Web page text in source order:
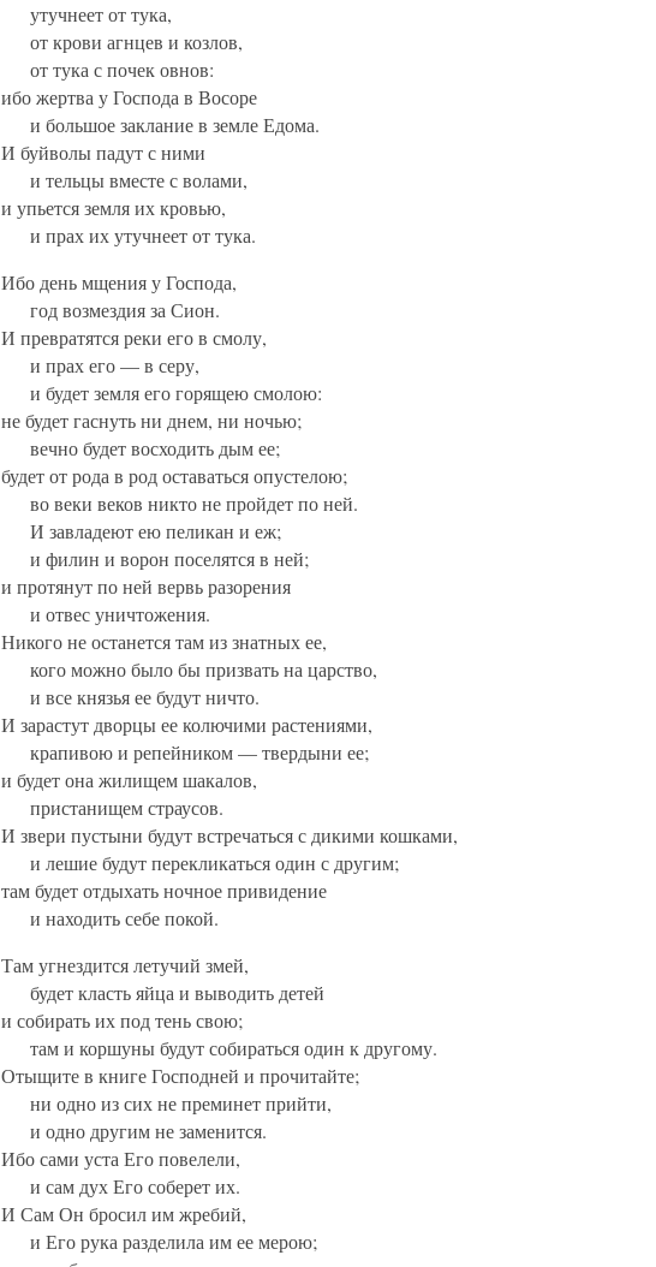
утучнеет от тука,
от крови агнцев и козлов,
от тука с почек овнов:
ибо жертва у Господа в Восоре
и большое заклание в земле Едома.
И буйволы падут с ними
и тельцы вместе с волами,
и упьется земля их кровью,
и прах их утучнеет от тука.
Ибо день мщения у Господа,
год возмездия за Сион.
И превратятся реки его в смолу,
и прах его — в серу,
и будет земля его горящею смолою:
не будет гаснуть ни днем, ни ночью;
вечно будет восходить дым ее;
будет от рода в род оставаться опустелою;
во веки веков никто не пройдет по ней.
И завладеют ею пеликан и еж;
и филин и ворон поселятся в ней;
и протянут по ней вервь разорения
и отвес уничтожения.
Никого не останется там из знатных ее,
кого можно было бы призвать на царство,
и все князья ее будут ничто.
И зарастут дворцы ее колючими растениями,
крапивою и репейником — твердыни ее;
и будет она жилищем шакалов,
пристанищем страусов.
И звери пустыни будут встречаться с дикими кошками,
и лешие будут перекликаться один с другим;
там будет отдыхать ночное привидение
и находить себе покой.
Там угнездится летучий змей,
будет класть яйца и выводить детей
и собирать их под тень свою;
там и коршуны будут собираться один к другому.
Отыщите в книге Господней и прочитайте;
ни одно из сих не преминет прийти,
и одно другим не заменится.
Ибо сами уста Его повелели,
и сам дух Его соберет их.
И Сам Он бросил им жребий,
и Его рука разделила им ее мерою;